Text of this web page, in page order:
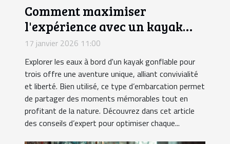
Comment maximiser
l'expérience avec un kayak
gonflable pour trois ?
17 janvier 2026 11:00
Explorer les eaux à bord d'un kayak gonflable pour
trois offre une aventure unique, alliant convivialité
et liberté. Bien utilisé, ce type d’embarcation permet
de partager des moments mémorables tout en
profitant de la nature. Découvrez dans cet article
des conseils d’expert pour optimiser chaque...